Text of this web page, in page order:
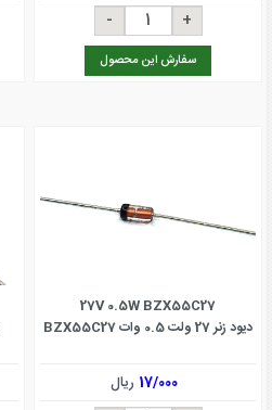
سفارش این محصول
27V 0.5W BZX55C27
دیود زنر 27 ولت 0.5 وات BZX55C27
17/000 ریال